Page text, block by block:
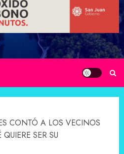
CONTÓ A LOS VECINOS
SER SU